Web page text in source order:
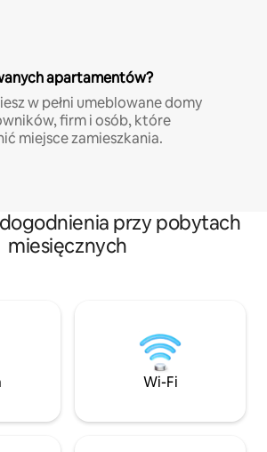
apartamentów?
w pełni umeblowane domy
firm i osób, które
miejsce zamieszkania.
przy pobytach
miesięcznych
Wi-Fi